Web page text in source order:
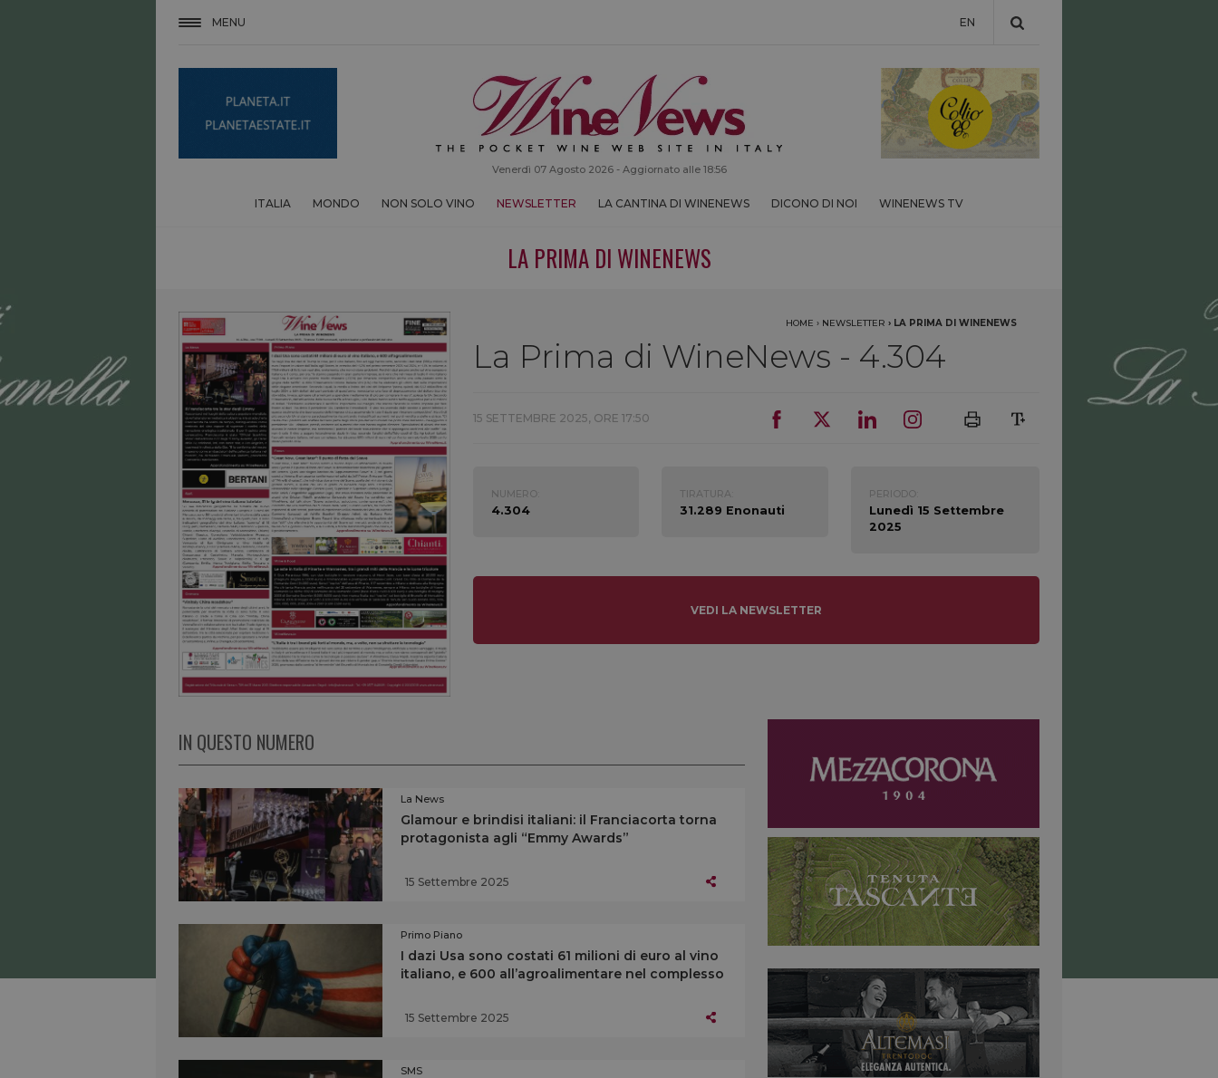
MENU EN
Venerdì 07 Agosto 2026 - Aggiornato alle 18:56
ITALIA MONDO NON SOLO VINO NEWSLETTER LA CANTINA DI WINENEWS DICONO DI NOI WINENEWS TV
LA PRIMA DI WINENEWS
HOME › NEWSLETTER › LA PRIMA DI WINENEWS
La Prima di WineNews - 4.304
15 SETTEMBRE 2025, ORE 17:50
NUMERO:
4.304
TIRATURA:
31.289 Enonauti
PERIODO:
Lunedì 15 Settembre
2025
VEDI LA NEWSLETTER
IN QUESTO NUMERO
La News
Glamour e brindisi italiani: il Franciacorta torna
protagonista agli “Emmy Awards”
15 Settembre 2025
Primo Piano
I dazi Usa sono costati 61 milioni di euro al vino
italiano, e 600 all’agroalimentare nel complesso
15 Settembre 2025
SMS